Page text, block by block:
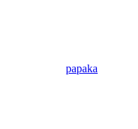
papaka